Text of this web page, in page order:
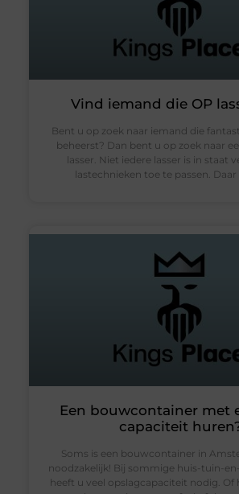
Vind iemand die OP
Bent u op zoek naar iemand die
beheerst? Dan bent u op zoek naar
lasser. Niet iedere lasser is in staat
lastechnieken toe te passen.
Een bouwcontainer met
capaciteit
Soms is een bouwcontainer in
noodzakelijk! Bij sommige huis-tuin-
heeft u veel opslagcapaciteit nodig. Of